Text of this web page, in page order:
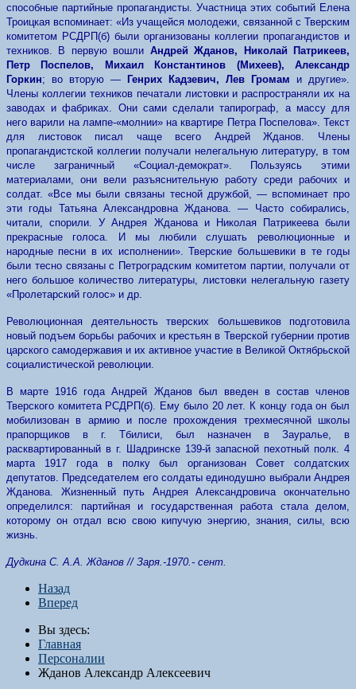
способные партийные пропагандисты. Участница этих событий Елена
Троицкая вспоминает: «Из учащейся молодежи, связанной с Тверским
комитетом РСДРП(б) были организованы коллегии пропагандистов и
техников. В первую вошли Андрей Жданов, Николай Патрикеев,
Петр Поспелов, Михаил Константинов (Михеев), Александр
Горкин; во вторую — Генрих Кадзевич, Лев Громам и другие».
Члены коллегии техников печатали листовки и распространяли их на
заводах и фабриках. Они сами сделали тапирограф, а массу для
него варили на лампе-«молнии» на квартире Петра Поспелова». Текст
для листовок писал чаще всего Андрей Жданов. Члены
пропагандистской коллегии получали нелегальную литературу, в том
числе заграничный «Социал-демократ». Пользуясь этими
материалами, они вели разъяснительную работу среди рабочих и
солдат. «Все мы были связаны тесной дружбой, — вспоминает про
эти годы Татьяна Александровна Жданова. — Часто собирались,
читали, спорили. У Андрея Жданова и Николая Патрикеева были
прекрасные голоса. И мы любили слушать революционные и
народные песни в их исполнении». Тверские большевики в те годы
были тесно связаны с Петроградским комитетом партии, получали от
него большое количество литературы, листовки нелегальную газету
«Пролетарский голос» и др.
Революционная деятельность тверских большевиков подготовила
новый подъем борьбы рабочих и крестьян в Тверской губернии против
царского самодержавия и их активное участие в Великой Октябрьской
социалистической революции.
В марте 1916 года Андрей Жданов был введен в состав членов
Тверского комитета РСДРП(б). Ему было 20 лет. К концу года он был
мобилизован в армию и после прохождения трехмесячной школы
прапорщиков в г. Тбилиси, был назначен в Зауралье, в
расквартированный в г. Шадринске 139-й запасной пехотный полк. 4
марта 1917 года в полку был организован Совет солдатских
депутатов. Председателем его солдаты единодушно выбрали Андрея
Жданова. Жизненный путь Андрея Александровича окончательно
определился: партийная и государственная работа стала делом,
которому он отдал всю свою кипучую энергию, знания, силы, всю
жизнь.
Дудкина С. А.А. Жданов // Заря.-1970.- сент.
Назад
Вперед
Вы здесь:
Главная
Персоналии
Жданов Александр Алексеевич